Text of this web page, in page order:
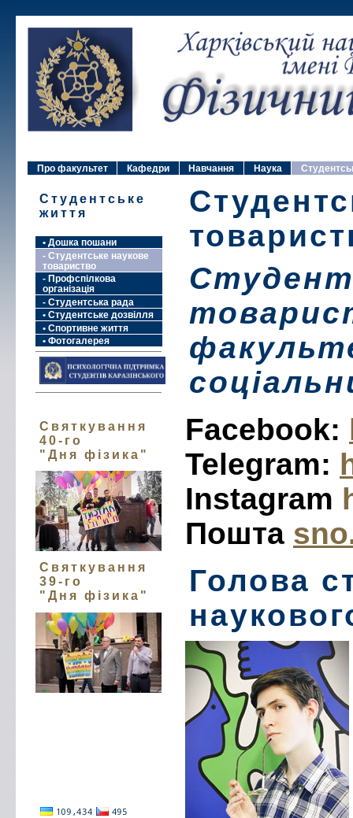
Про факультет Кафедри Навчання Наука
Студентське
життя
• Дошка пошани
- Студентське наукове
товариство
- Профспілкова
організація
- Студентська рада
• Студентське дозвілля
• Спортивне життя
• Фотогалерея
Святкування
40-го
"Дня фізика"
Святкування
39-го
"Дня фізика"
Facebook:
Telegram:
Instagram
Пошта
Голова